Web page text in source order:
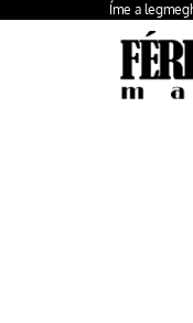
Íme a